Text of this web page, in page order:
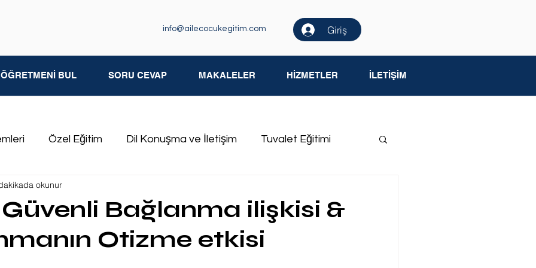
info@ailecocukegitim.com Giriş
BUL SORU CEVAP MAKALELER HİZMETLER İLETİŞİM
Özel Eğitim Dil Konuşma ve İletişim Tuvalet Eğitimi
Yetersizlikler
Özel Eğitim Öğretmenleri
Bağlanma ilişkisi &
Otizme etkisi
okunur